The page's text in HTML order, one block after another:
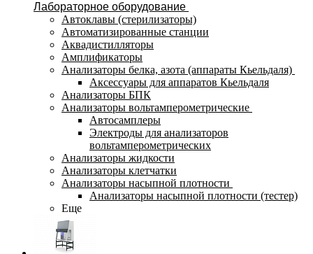
Лабораторное оборудование
Автоклавы (стерилизаторы)
Автоматизированные станции
Аквадистилляторы
Амплификаторы
Анализаторы белка, азота (аппараты Кьельдаля)
Аксессуары для аппаратов Кьельдаля
Анализаторы БПК
Анализаторы вольтамперометрические
Автосамплеры
Электроды для анализаторов
вольтамперометрических
Анализаторы жидкости
Анализаторы клетчатки
Анализаторы насыпной плотности
Анализаторы насыпной плотности (тестер)
Еще